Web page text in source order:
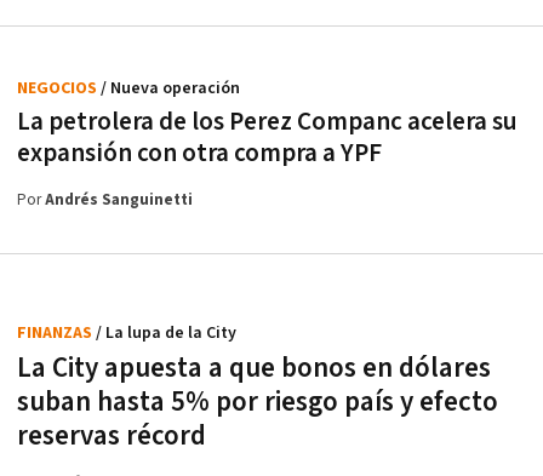
La petrolera de los Perez Companc acelera su
expansión con otra compra a YPF
NEGOCIOS / Nueva operación
PorAndrés Sanguinetti
La City apuesta a que bonos en dólares
suban hasta 5% por riesgo país y efecto
reservas récord
FINANZAS / La lupa de la City